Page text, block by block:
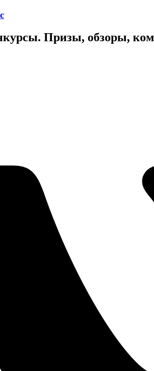
Призы, обзоры,